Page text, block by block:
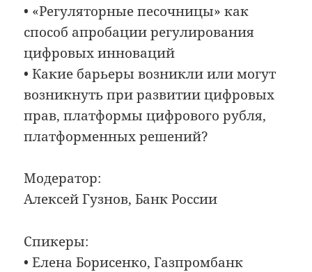
• «Регуляторные песочницы» как
способ апробации регулирования
цифровых инноваций
• Какие барьеры возникли или могут
возникнуть при развитии цифровых
прав, платформы цифрового рубля,
платформенных решений?
Модератор:
Алексей Гузнов, Банк России
Спикеры:
• Елена Борисенко, Газпромбанк